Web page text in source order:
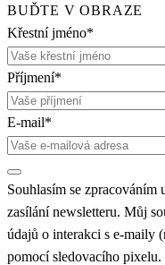
BUĎTE V OBRAZE
Křestní jméno*
Příjmení*
E-mail*
Souhlasím se zpracováním
zasílání newsletteru. Můj
údajů o interakci s e-maily
pomocí sledovacího